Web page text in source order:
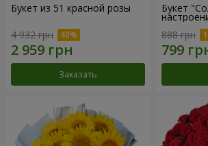
Букет из 51 красной розы
4 932 грн
Заказать
Букет
888 грн